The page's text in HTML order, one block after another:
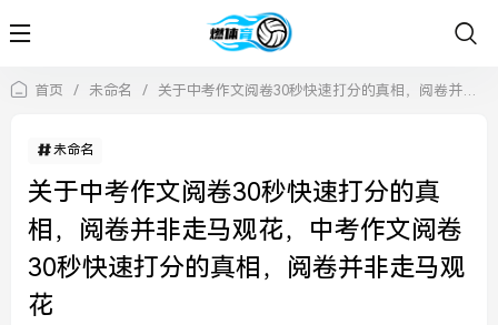
首页 / 未命名 / 关于中考作文阅卷30秒快速打分的真相，阅卷并非走马观花，中考作文阅卷30秒快速打分的真相，阅卷并非走马观花
未命名
关于中考作文阅卷30秒快速打分的真
相，阅卷并非走马观花，中考作文阅卷
30秒快速打分的真相，阅卷并非走马观
花